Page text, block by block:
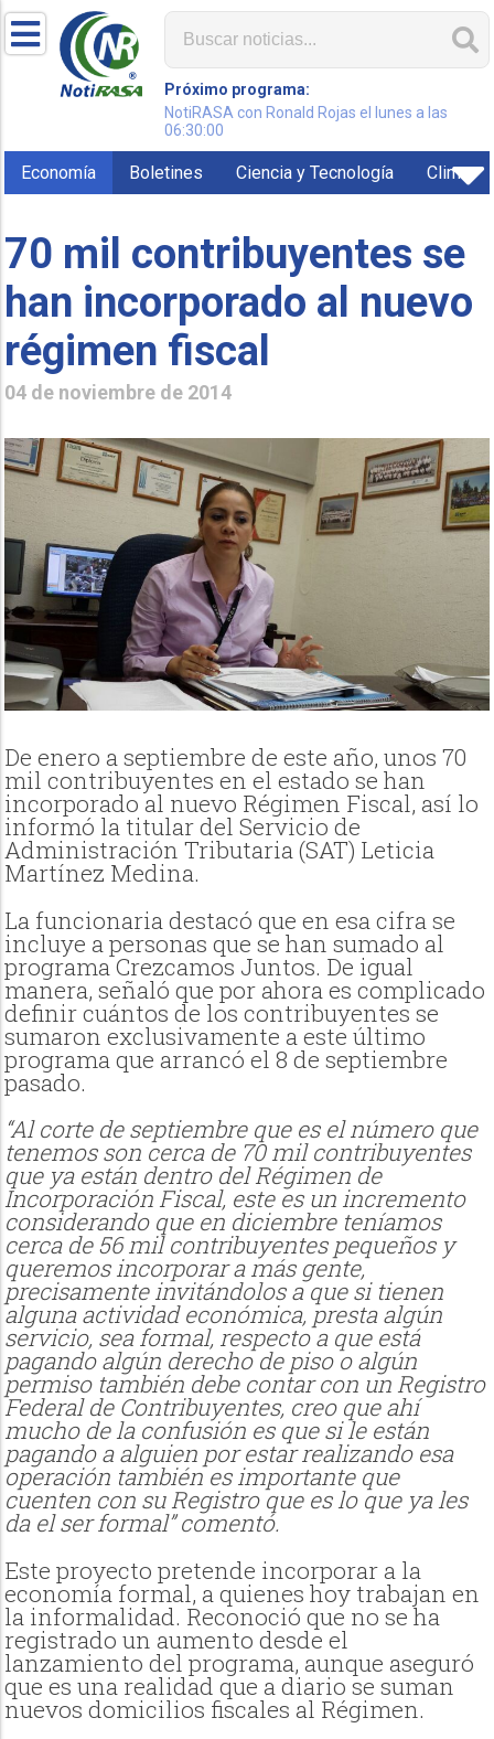
Próximo programa:
NotiRASA con Ronald Rojas el lunes a las
06:30:00
Economía Boletines Ciencia y Tecnología Clima
70 mil contribuyentes se
han incorporado al nuevo
régimen fiscal
04 de noviembre de 2014
De enero a septiembre de este año, unos 70
mil contribuyentes en el estado se han
incorporado al nuevo Régimen Fiscal, así lo
informó la titular del Servicio de
Administración Tributaria (SAT) Leticia
Martínez Medina.
La funcionaria destacó que en esa cifra se
incluye a personas que se han sumado al
programa Crezcamos Juntos. De igual
manera, señaló que por ahora es complicado
definir cuántos de los contribuyentes se
sumaron exclusivamente a este último
programa que arrancó el 8 de septiembre
pasado.
“Al corte de septiembre que es el número que
tenemos son cerca de 70 mil contribuyentes
que ya están dentro del Régimen de
Incorporación Fiscal, este es un incremento
considerando que en diciembre teníamos
cerca de 56 mil contribuyentes pequeños y
queremos incorporar a más gente,
precisamente invitándolos a que si tienen
alguna actividad económica, presta algún
servicio, sea formal, respecto a que está
pagando algún derecho de piso o algún
permiso también debe contar con un Registro
Federal de Contribuyentes, creo que ahí
mucho de la confusión es que si le están
pagando a alguien por estar realizando esa
operación también es importante que
cuenten con su Registro que es lo que ya les
da el ser formal” comentó.
Este proyecto pretende incorporar a la
economía formal, a quienes hoy trabajan en
la informalidad. Reconoció que no se ha
registrado un aumento desde el
lanzamiento del programa, aunque aseguró
que es una realidad que a diario se suman
nuevos domicilios fiscales al Régimen.